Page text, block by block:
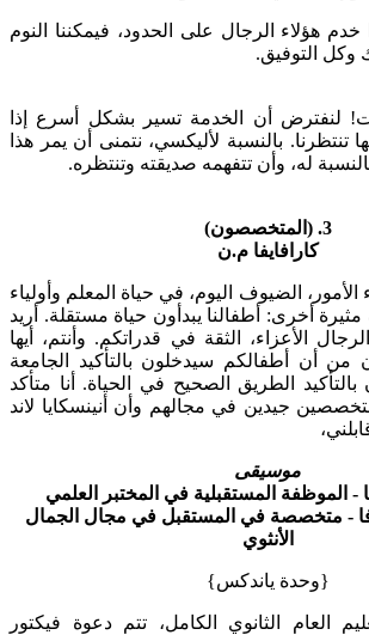
خدم هؤلاء الرجال على الحدود، فيمكننا النوم
وكل التوفيق.
لنفترض أن الخدمة تسير بشكل أسرع إذا
تنتظرنا. بالنسبة لأليكسي، نتمنى أن يمر هذا
له، وأن تتفهمه صديقته وتنتظره.
3. (المتخصصون)
كارافايفا م.ن
الأمور، الضيوف اليوم، في حياة المعلم وأولياء
أخرى: أطفالنا يبدأون حياة مستقلة. أريد
الأعزاء، الثقة في قدراتكم. وأنتم، أيها
من أن أطفالكم سيدخلون بالتأكيد الجامعة
بالتأكيد الطريق الصحيح في الحياة. أنا متأكد
جيدين في مجالهم وأن أنينسكايا لاند
موسيقى
- الموظفة المستقبلية في المختبر العلمي
- متخصصة في المستقبل في مجال الجمال
الأنثوي
{وحدة ياندكس}
العام الثانوي الكامل، تتم دعوة فيكتور